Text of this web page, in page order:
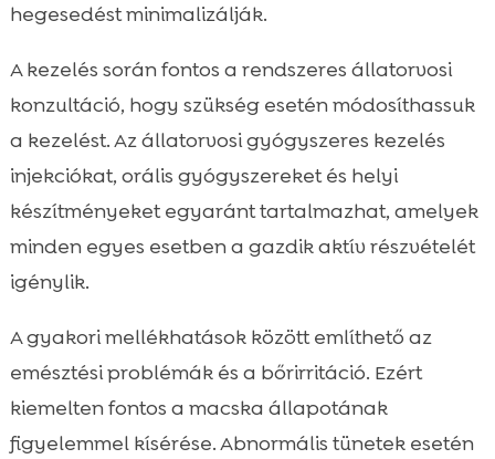
hegesedést minimalizálják.
A kezelés során fontos a rendszeres állatorvosi
konzultáció, hogy szükség esetén módosíthassuk
a kezelést. Az állatorvosi gyógyszeres kezelés
injekciókat, orális gyógyszereket és helyi
készítményeket egyaránt tartalmazhat, amelyek
minden egyes esetben a gazdik aktív részvételét
igénylik.
A gyakori mellékhatások között említhető az
emésztési problémák és a bőrirritáció. Ezért
kiemelten fontos a macska állapotának
figyelemmel kísérése. Abnormális tünetek esetén